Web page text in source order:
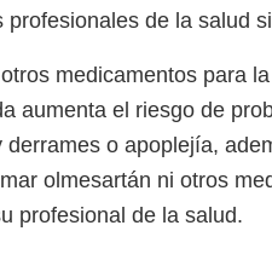
de la salud
medicamentos para
aumenta el riesgo de
o apoplejía,
olmesartán ni otros
profesional de la salud.